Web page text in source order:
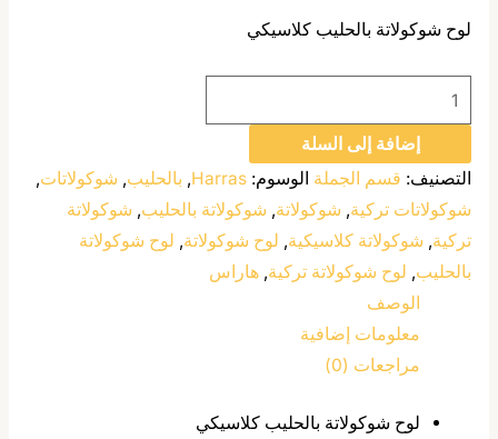
لوح شوكولاتة بالحليب كلاسيكي
إضافة إلى السلة
التصنيف: قسم الجملة الوسوم: Harras
, بالحليب, شوكولاتات,
شوكولاتات تركية, شوكولاتة, شوكولاتة بالحليب, شوكولاتة
تركية, شوكولاتة كلاسيكية, لوح شوكولاتة, لوح شوكولاتة
بالحليب, لوح شوكولاتة تركية, هاراس
الوصف
معلومات إضافية
مراجعات (0)
لوح شوكولاتة بالحليب كلاسيكي